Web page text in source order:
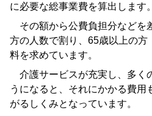
に必要な総事業費を算出します。
その額から公費負担分などを
方の人数で割り、65歳以上の方
料を求めています。
介護サービスが充実し、多く
うになると、それにかかる費用
がるしくみとなっています。